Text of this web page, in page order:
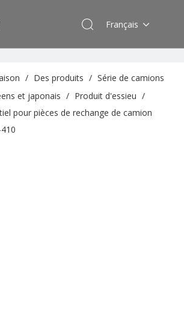
Français
/ Des produits / Série de camions
et japonais / Produit d'essieu /
pour pièces de rechange de camion